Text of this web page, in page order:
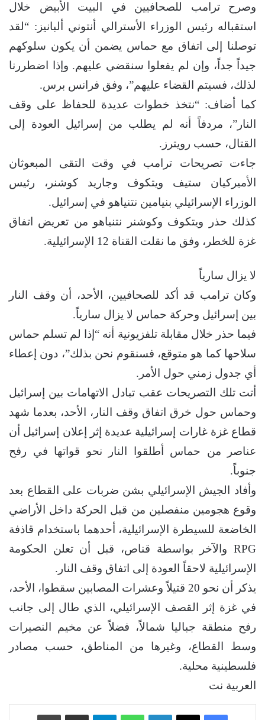
وصرح ترامب للصحافيين في البيت الأبيض خلال
استقباله رئيس الوزراء الأسترالي أنتوني ألبانيز: “لقد
توصلنا إلى اتفاق مع حماس يضمن أن يكون سلوكهم
جيداً جداً، وإن لم يفعلوا سنقضي عليهم. وإذا اضطررنا
لذلك، فسيتم القضاء عليهم”، وفق فرانس برس.
كما أضاف: “نتخذ خطوات عديدة للحفاظ على وقف
النار”، مردفاً أنه لم يطلب من إسرائيل العودة إلى
القتال، حسب رويترز.
جاءت تصريحات ترامب في وقت التقى المبعوثان
الأميركيان ستيف ويتكوف وجاريد كوشنر، رئيس
الوزراء الإسرائيلي بنيامين نتنياهو في إسرائيل.
كذلك حذر ويتكوف وكوشنر نتنياهو من تعريض اتفاق
غزة للخطر، وفق ما نقلت القناة 12 الإسرائيلية.
لا يزال سارياً
وكان ترامب قد أكد للصحافيين، الأحد، أن وقف النار
بين إسرائيل وحركة حماس لا يزال سارياً.
فيما حذر خلال مقابلة تلفزيونية أنه “إذا لم تسلم حماس
سلاحها كما هو متوقع، فسنقوم نحن بذلك”، دون إعطاء
أي جدول زمني حول الأمر.
أتت تلك التصريحات عقب تبادل الاتهامات بين إسرائيل
وحماس حول خرق اتفاق وقف النار، الأحد، بعدما شهد
قطاع غزة غارات إسرائيلية عديدة إثر إعلان إسرائيل أن
عناصر من حماس أطلقوا النار نحو قواتها في رفح
جنوباً.
وأفاد الجيش الإسرائيلي بشن ضربات على القطاع بعد
وقوع هجومين منفصلين من قبل الحركة داخل الأراضي
الخاضعة للسيطرة الإسرائيلية، أحدهما باستخدام قاذفة
RPG والآخر بواسطة قناص، قبل أن تعلن الحكومة
الإسرائيلية لاحقاً العودة إلى اتفاق وقف النار.
يذكر أن نحو 20 قتيلاً وعشرات المصابين سقطوا، الأحد،
في غزة إثر القصف الإسرائيلي، الذي طال إلى جانب
رفح منطقة جباليا شمالاً، فضلاً عن مخيم النصيرات
وسط القطاع، وغيرها من المناطق، حسب مصادر
فلسطينية محلية.
العربية نت
فيسبوك ‫X لينكدإن واتساب تيلقرام